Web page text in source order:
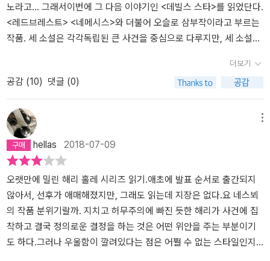
노라고… 그래서이번에 그 다음 이야기인 <데빌스 스타>를 읽었단다.
<레드브레스트> <네메시스>와 더불어 오슬로 삼부작이라고 부르는
작품. 세 소설은 각각독립된 큰 사건을 중심으로 다루지만, 세 소설은
이어지고 있단다. 지난 <네메시스>의 마지막 장면에 결정적인 목격
자도 나타났었잖아. 독자들은 이미범인이 누구인지 알고 있는 살인
사건. 그래서 이번 <데빌스스타>에서 그 진범이 잡힐 것을 뻔히 알면
서도 책을 들게 하는 지은이 요 네스뵈의 필력. 오늘은 시간이 너무 늦
어 굵은 줄거리만 후려쳐서 이야기해줄게.^^ 1. 소설의 시작은 카밀라
로엔이라는 젊은 여자가 살해된 사건으로 시작했어. 너희들에게이런
잔인한 살인 사건이 나오는 이야기는 좀 안 해주고 싶지만, 이야기가
그렇게 시작하니 어쩔 수 없구나. 시신에는 검지손가락이 없어졌고,
눈덩이 붉은 별 모양의 다이아몬드가있었어. 하필 이 사건이 발생한
것이 한여름 휴가철이라서, 경찰서에도남아 있는 사람들이 별로 없었
어. 묄레르 경정은 둘 사이가 안 좋은 줄 알지만, 어쩔 수 없이 톰 볼레
르와 해리 홀레를 보냈단다.주인공 해리 홀레. 오슬로 삼부작의 전작
더보기
공감 (10) 댓글 (0)
hellas 2018-07-09
오랫만에 밀린 해리 홀레 시리즈 읽기.애초에 발표 순서로 출간되지
않아서, 선후가 애매해졌지만, 그래도 읽는데 지장은 없다.요 네스뵈
의 작품 분위기랄까. 지치고 허무주의에 빠진 듯한 해리가 사건에 집
착하고 결국 정의로운 결정을 하는 것은 어떤 위안을 주는 부분이기
도 하다.그러나 우울함이 깔려있다는 점은 어쩔 수 없는 스타일인지